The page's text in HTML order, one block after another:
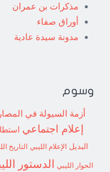
مذكرات بن عمران
أوراق صفاء
مدونة سيدة عادية
وسوم
أزمة السيولة في
إعلام اجتماعي
البديل الإعلام الليبي التاريخ
الحوار الليبي الدستور